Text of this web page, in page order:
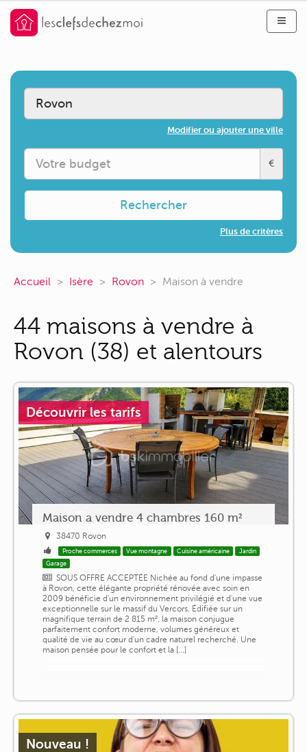
Modifier ou ajouter une ville
€
Rechercher
Plus de critères
Accueil Isère Rovon Maison à vendre
44 maisons à vendre à
Rovon (38) et alentours
Découvrir les tarifs
Maison a vendre 4 chambres 160 m²
38470 Rovon
Proche commerces Vue montagne Cuisine américaine
Jardin
Garage
SOUS OFFRE ACCEPTÉE Nichée au fond d'une impasse
à Rovon, cette élégante propriété rénovée avec soin en
2009 bénéficie d'un environnement privilégié et d'une vue
exceptionnelle sur le massif du Vercors. Édifiée sur un
magnifique terrain de 2 815 m², la maison conjugue
parfaitement confort moderne, volumes généreux et
qualité de vie au cœur d'un cadre naturel recherché. Une
maison pensée pour le confort et la [...]
Nouveau !